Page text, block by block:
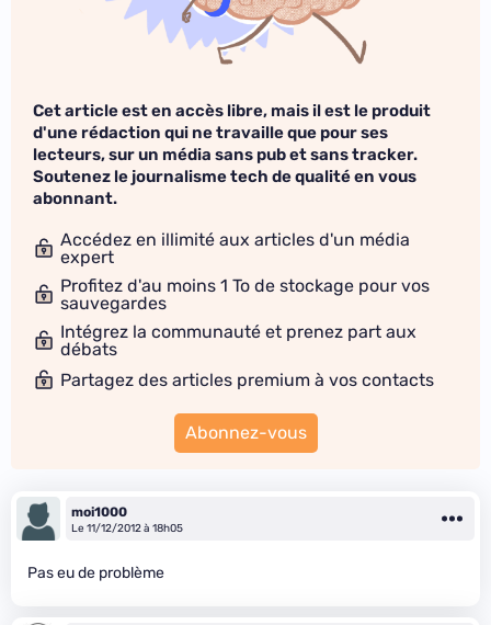
Cet article est en accès libre, mais il est le produit
d'une rédaction qui ne travaille que pour ses
lecteurs, sur un média sans pub et sans tracker.
Soutenez le journalisme tech de qualité en vous
abonnant.
Accédez en illimité aux articles d'un média
expert
Profitez d'au moins 1 To de stockage pour vos
sauvegardes
Intégrez la communauté et prenez part aux
débats
Partagez des articles premium à vos contacts
Abonnez-vous
moi1000
Le 11/12/2012 à 18h05
Pas eu de problème